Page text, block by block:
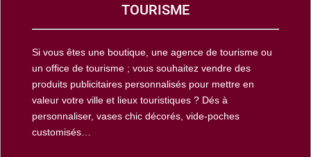
TOURISME
Si vous êtes une boutique, une agence de tourisme ou
un office de tourisme ; vous souhaitez vendre des
produits publicitaires personnalisés pour mettre en
valeur votre ville et lieux touristiques ? Dés à
personnaliser, vases chic décorés, vide-poches
customisés…